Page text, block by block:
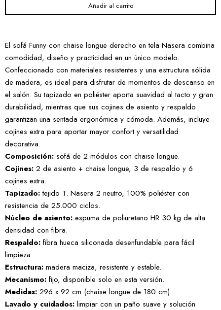
Añadir al carrito
El sofá Funny con chaise longue derecho en tela Nasera combina
comodidad, diseño y practicidad en un único modelo.
Confeccionado con materiales resistentes y una estructura sólida
de madera, es ideal para disfrutar de momentos de descanso en
el salón. Su tapizado en poliéster aporta suavidad al tacto y gran
durabilidad, mientras que sus cojines de asiento y respaldo
garantizan una sentada ergonómica y cómoda. Además, incluye
cojines extra para aportar mayor confort y versatilidad
decorativa.
Composición: sofá de 2 módulos con chaise longue.
Cojines: 2 de asiento + chaise longue, 3 de respaldo y 6
cojines extra.
Tapizado:tejido T. Nasera 2 neutro, 100% poliéster con
resistencia de 25.000 ciclos.
Núcleo de asiento: espuma de poliuretano HR 30 kg de alta
densidad con fibra.
Respaldo: fibra hueca siliconada desenfundable para fácil
limpieza.
Estructura: madera maciza, resistente y estable.
Mecanismo: fijo, disponible solo en esta versión.
Medidas: 296 x 92 cm (chaise longue de 180 cm).
Lavado y cuidados: limpiar con un paño suave y solución